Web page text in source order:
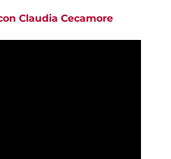
Claudia Cecamore